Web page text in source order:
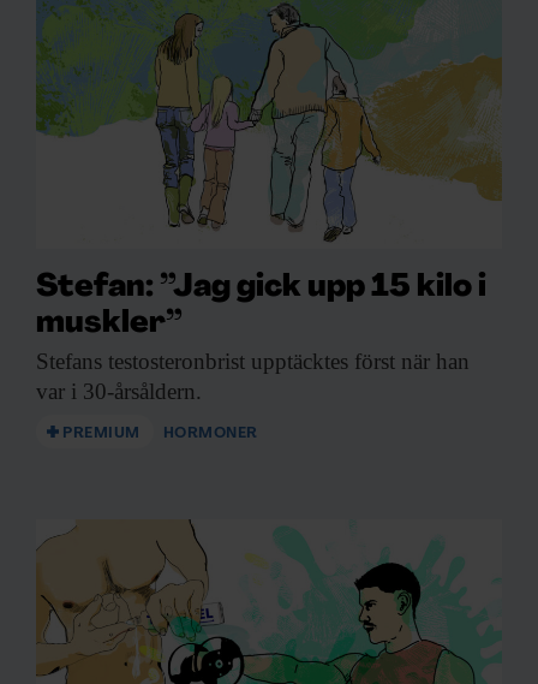
Stefan: ”Jag gick upp 15 kilo i
muskler”
Stefans testosteronbrist upptäcktes först när han
var i 30-årsåldern.
PREMIUM HORMONER